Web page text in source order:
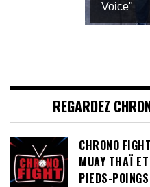
Voice"
Freddy
REGARDEZ
CHRONO
MUAY THAÏ
PIEDS-POINGS